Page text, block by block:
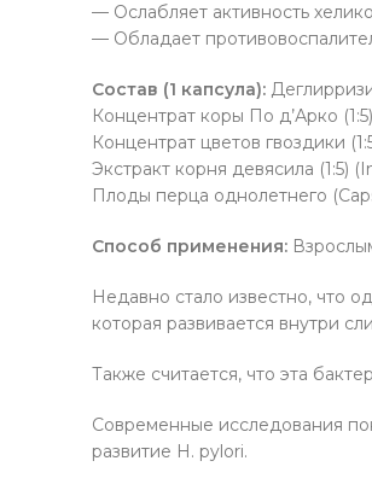
— Ослабляет активность
— Обладает
Состав (1 капсула):
Концентрат коры По д’Арко
Концентрат цветов гвоздики
Экстракт корня девясила (1:5)
Плоды перца однолетнего
Способ применения:
Недавно стало известно, что
которая развивается внутри
Также считается, что эта
Современные исследования
развитие H. рylori.